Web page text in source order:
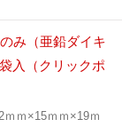
み（亜鉛ダイキ
入（クリックポ
ｍｍ×15ｍｍ×19ｍ